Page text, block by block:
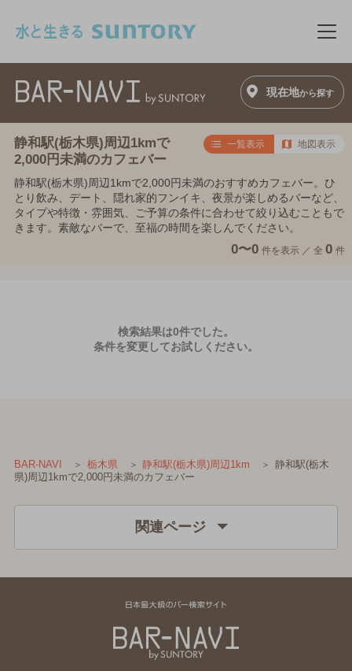
メ
現在地から探す
静和駅(栃木県)周辺1kmで
2,000円未満のカフェバー
一覧表示 地図表示
静和駅(栃木県)周辺1kmで2,000円未満のおすすめカフェバー。ひ
とり飲み、デート、隠れ家的フンイキ、夜景が楽しめるバーなど、
タイプや特徴・雰囲気、ご予算の条件に合わせて絞り込むこともで
きます。素敵なバーで、至福の時間を楽しんでください。
0〜0 件を表示 ／ 全 0 件
検索結果は0件でした。
条件を変更してお試しください。
BAR-NAVI 栃木県 静和駅(栃木県)周辺1km
静和駅(栃木
県)周辺1kmで2,000円未満のカフェバー
関連ページ